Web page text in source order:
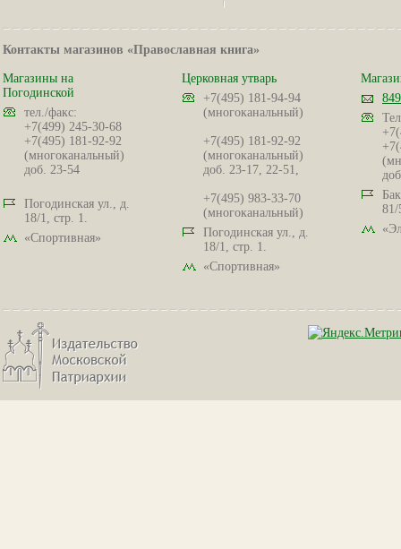
Контакты магазинов «Православная книга»
Магазины на
Погодинской
тел./факс:
+7(499) 245-30-68
+7(495) 181-92-92
(многоканальный)
доб. 23-54
Погодинская ул., д.
18/1, стр. 1.
«Спортивная»
Церковная утварь
+7(495) 181-94-94
(многоканальный)
+7(495) 181-92-92
(многоканальный)
доб. 23-17, 22-51,
+7(495) 983-33-70
(многоканальный)
Погодинская ул., д.
18/1, стр. 1.
«Спортивная»
81/